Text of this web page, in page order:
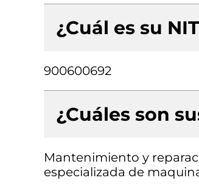
¿Cuál es su
900600692
¿Cuáles son
Mantenimiento y
especializada de